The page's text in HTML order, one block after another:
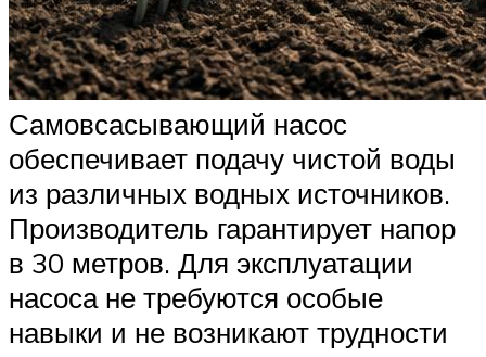
Самовсасывающий насос
обеспечивает подачу чистой воды
из различных водных источников.
Производитель гарантирует напор
в 30 метров. Для эксплуатации
насоса не требуются особые
навыки и не возникают трудности